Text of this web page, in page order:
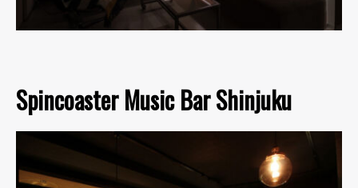
Spincoaster Music Bar Shinjuku